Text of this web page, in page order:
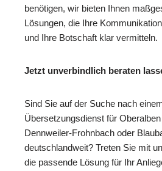
benötigen, wir bieten Ihnen
Lösungen, die Ihre
und Ihre Botschaft klar vermitteln.
Jetzt unverbindlich beraten
Sind Sie auf der Suche nach
Übersetzungsdienst für
Dennweiler-Frohnbach oder
deutschlandweit? Treten Sie mit
die passende Lösung für Ihr